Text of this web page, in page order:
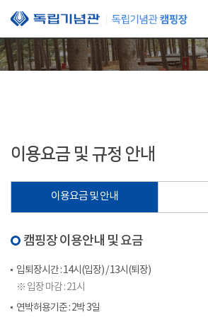
본문 바로가기
이용요금 및 규정 안내
이용요금 및 안내
캠핑장 이용안내 및 요금
입퇴장시간 : 14시(입장) / 13시(퇴장)
※ 입장 마감 : 21시
연박허용기준 : 2박 3일